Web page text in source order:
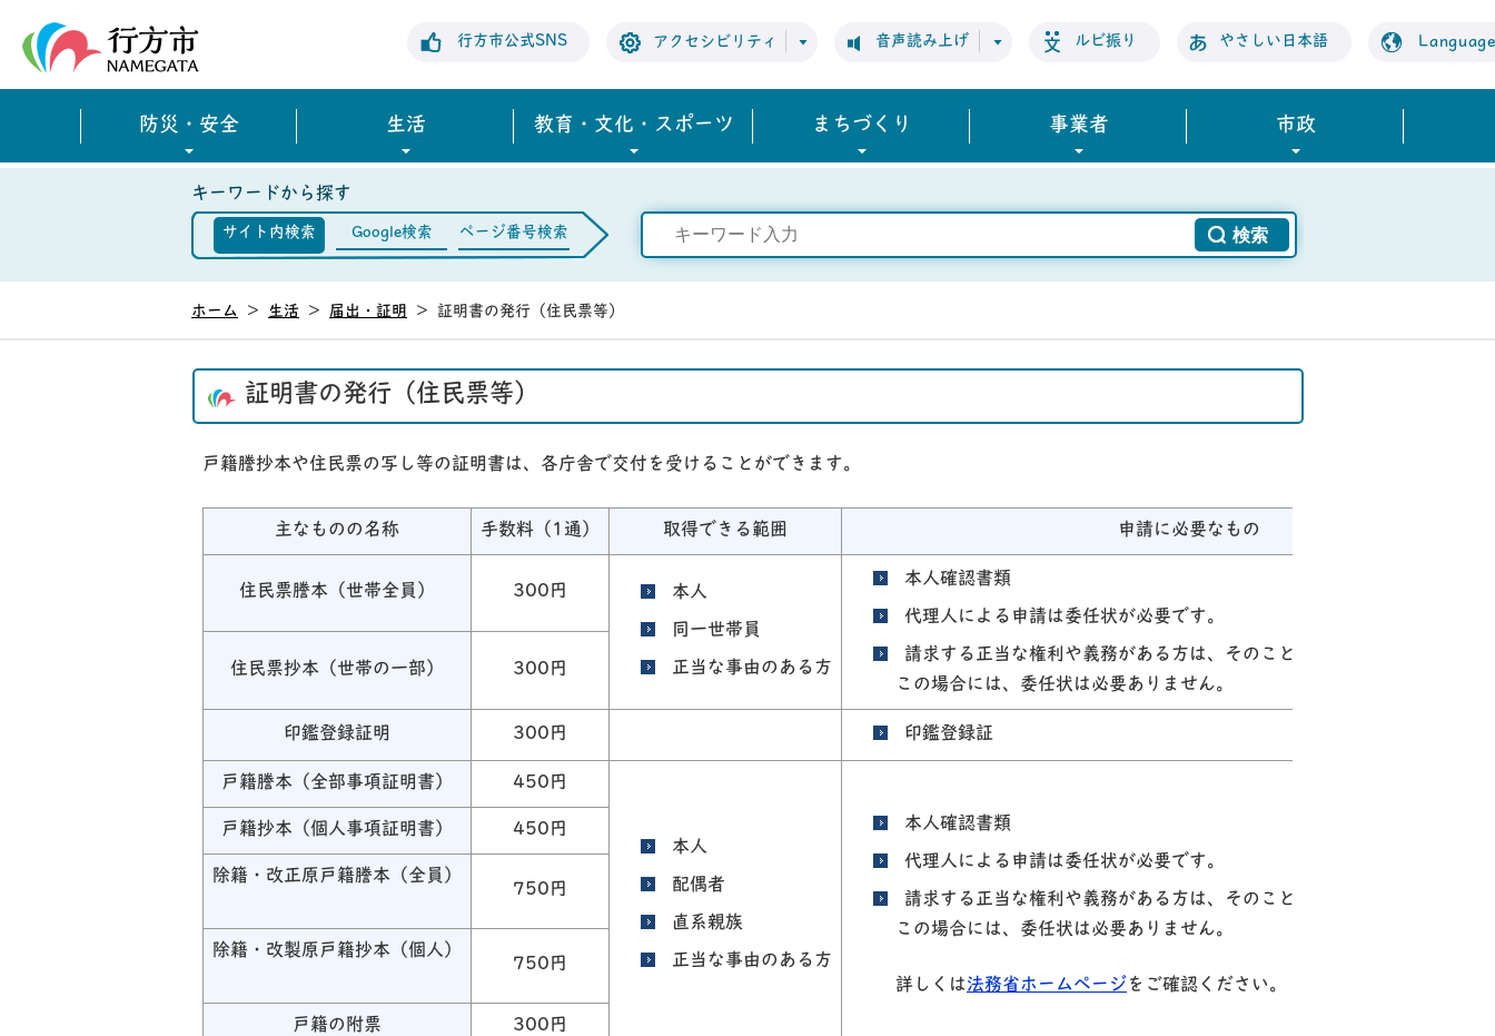
行方市公式SNS アクセシビリティ 音声読み上げ ルビ振り やさしい日本語 Language
防災・安全 生活 教育・文化・スポーツ まちづくり 事業者 市政
キーワードから探す
サイト内検索 Google検索 ページ番号検索
ホーム > 生活 > 届出・証明 > 証明書の発行（住民票等）
証明書の発行（住民票等）
戸籍謄抄本や住民票の写し等の証明書は、各庁舎で交付を受けることができます。
主なものの名称 手数料（1通） 取得できる範囲 申請に必要なもの
住民票謄本（世帯全員） 300円 本人
同一世帯員
正当な事由のある方
本人確認書類
代理人による申請は委任状が必要です。
請求する正当な権利や義務がある方は、そのことを疎明する資料が必要で
この場合には、委任状は必要ありません。
住民票抄本（世帯の一部） 300円
印鑑登録証明 300円 印鑑登録証
戸籍謄本（全部事項証明書） 450円
本人
配偶者
直系親族
正当な事由のある方
本人確認書類
代理人による申請は委任状が必要です。
請求する正当な権利や義務がある方は、そのことを疎明する資料が必要で
この場合には、委任状は必要ありません。
詳しくは法務省ホームページ をご確認ください。
戸籍抄本（個人事項証明書） 450円
除籍・改正原戸籍謄本（全員）
750円
除籍・改製原戸籍抄本（個人）
750円
戸籍の附票 300円